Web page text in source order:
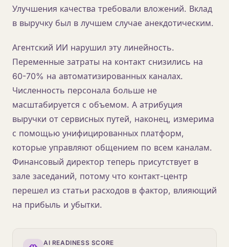
Улучшения качества требовали вложений. Вклад
в выручку был в лучшем случае анекдотическим.
Агентский ИИ нарушил эту линейность.
Переменные затраты на контакт снизились на
60-70% на автоматизированных каналах.
Численность персонала больше не
масштабируется с объемом. А атрибуция
выручки от сервисных путей, наконец, измерима
с помощью унифицированных платформ,
которые управляют общением по всем каналам.
Финансовый директор теперь присутствует в
зале заседаний, потому что контакт-центр
перешел из статьи расходов в фактор, влияющий
на прибыль и убытки.
AI READINESS SCORE